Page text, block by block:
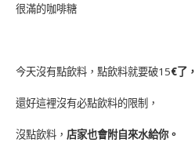
很滿的咖啡糖
今天沒有點飲料，點飲料就要破15€了，
還好這裡沒有必點飲料的限制，
沒點飲料， 店家也會附自來水給你。